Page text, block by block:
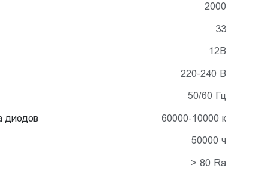
2000
33
12В
220-240 В
50/60 Гц
диодов 60000-10000 к
50000 ч
> 80 Ra